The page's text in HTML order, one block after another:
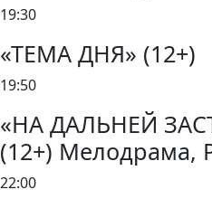
19:30
«ТЕМА ДНЯ» (12+)
19:50
«НА ДАЛЬНЕЙ
(12+) Мелодрама,
22:00